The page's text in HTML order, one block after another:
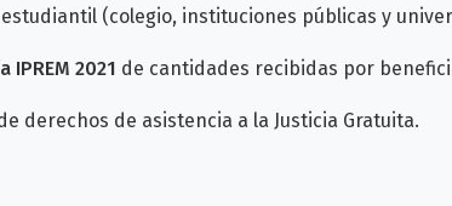
(colegio, instituciones públicas y
IPREM 2021 de cantidades recibidas por
derechos de asistencia a la Justicia Gratuita.